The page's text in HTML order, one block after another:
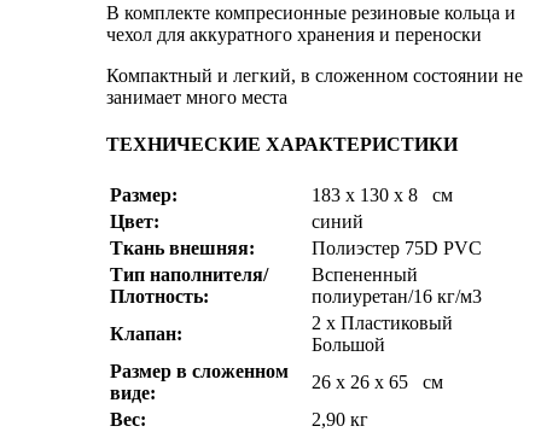
В комплекте компресионные резиновые кольца и
чехол для аккуратного хранения и переноски
Компактный и легкий, в сложенном состоянии не
занимает много места
ТЕХНИЧЕСКИЕ ХАРАКТЕРИСТИКИ
Размер:
183 x 130 x 8 см
Цвет:
синий
Ткань внешняя:
Полиэстер 75D PVC
Тип наполнителя/
Плотность:
Вспененный
полиуретан/16 кг/м3
Клапан:
2 х Пластиковый
Большой
Размер в сложенном
виде:
26 х 26 х 65 см
Вес:
2,90 кг